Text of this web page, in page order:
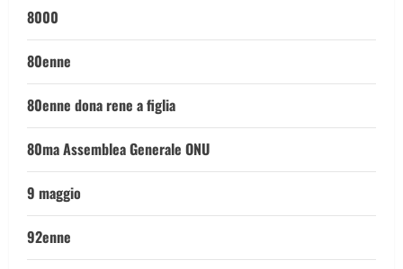
8000
80enne
80enne dona rene a figlia
80ma Assemblea Generale ONU
9 maggio
92enne